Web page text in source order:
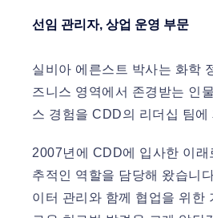
선임 관리자, 상업 운영 부문
실비아 에른스트 박사는 화학
즈니스 영역에서 존경받는 인
스 경험을 CDD의 리더십 팀에
2007년에 CDD에 입사한 이래
추적인 역할을 담당해 왔습니
이터 관리와 함께 협업을 위한